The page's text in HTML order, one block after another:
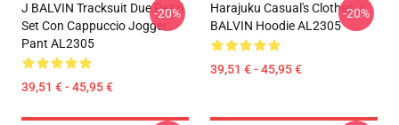
J BALVIN Tracksuit Due Pezzi
Set Con Cappuccio Jogger
Pant AL2305
39,51 € - 45,95 €
-20%
Harajuku Casual's Clothes J
BALVIN Hoodie AL2305
39,51 € - 45,95 €
-20%